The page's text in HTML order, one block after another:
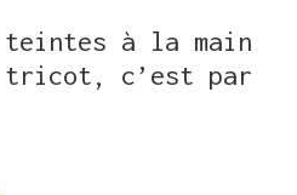
à la main
tricot, c’est par